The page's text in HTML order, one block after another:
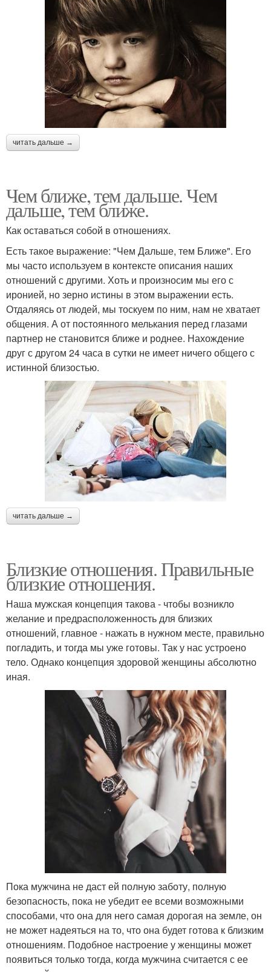
читать дальше →
Чем ближе, тем дальше. Чем
дальше, тем ближе.
Как оставаться собой в отношениях.
Есть такое выражение: "Чем Дальше, тем Ближе". Его
мы часто используем в контексте описания наших
отношений с другими. Хоть и произносим мы его с
иронией, но зерно истины в этом выражении есть.
Отдаляясь от людей, мы тоскуем по ним, нам не хватает
общения. А от постоянного мелькания перед глазами
партнер не становится ближе и роднее. Нахождение
друг с другом 24 часа в сутки не имеет ничего общего с
истинной близостью.
читать дальше →
Близкие отношения. Правильные
близкие отношения.
Наша мужская концепция такова - чтобы возникло
желание и предрасположенность для близких
отношений, главное - нажать в нужном месте, правильно
погладить, и тогда мы уже готовы. Так у нас устроено
тело. Однако концепция здоровой женщины абсолютно
иная.
Пока мужчина не даст ей полную заботу, полную
безопасность, пока не убедит ее всеми возможными
способами, что она для него самая дорогая на земле, он
не может надеяться на то, что она будет готова к близким
отношениям. Подобное настроение у женщины может
появиться только тогда, когда мужчина считается с ее